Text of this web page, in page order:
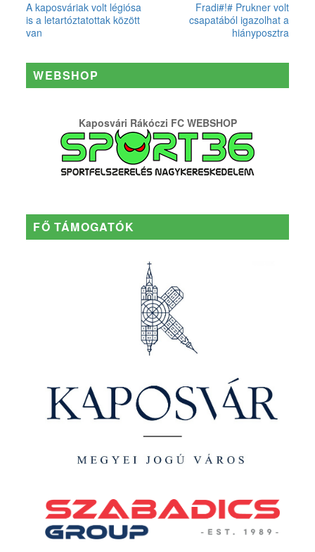
A kaposváriak volt légiósa
is a letartóztatottak között
van
Fradi#!# Prukner volt
csapatából igazolhat a
hiányposztra
WEBSHOP
Kaposvári Rákóczi FC WEBSHOP
FŐ TÁMOGATÓK